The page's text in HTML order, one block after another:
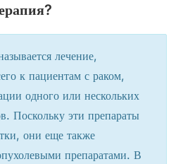
лечение,
к пациентам с раком,
одного или нескольких
Поскольку эти препараты
они еще также
препаратами. В